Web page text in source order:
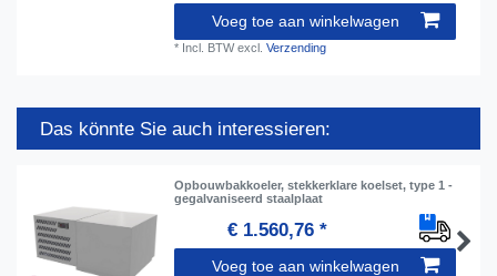
Voeg toe aan winkelwagen
* Incl. BTWexcl.Verzending
Das könnte Sie auch interessieren:
Opbouwbakkoeler, stekkerklare koelset, type 1 -
gegalvaniseerd staalplaat
€ 1.560,76 *
Voeg toe aan winkelwagen